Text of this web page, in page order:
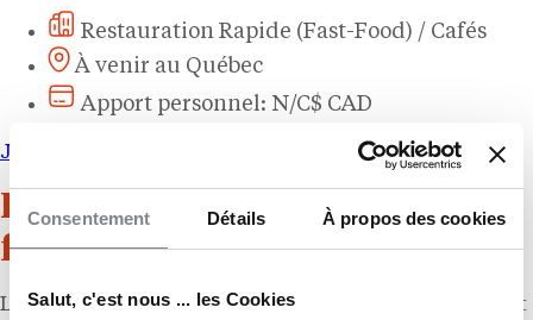
Consentement Détails À propos des cookies
Salut, c'est nous ... les Cookies
Restauration Rapide (Fast-Food) / Cafés
À venir au Québec
Apport personnel: N/C$ CAD
Je veux plus d’infos !
Huit ans après un départ forcé
face à Tim Hortons
Le retour de Dunkin’n’a rien d’anodin. La chaîne avait